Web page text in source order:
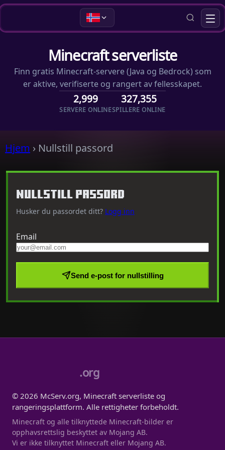
Minecraft serverliste
Finn gratis Minecraft-servere (Java og Bedrock) som
er aktive, verifiserte og rangert av fellesskapet.
2,999
SERVERE ONLINE
327,355
SPILLERE ONLINE
Hjem › Nullstill passord
Nullstill passord
Husker du passordet ditt? Logg inn
Email
Send e-post for nullstilling
.org
© 2026 McServ.org, Minecraft serverliste og
rangeringsplattform. Alle rettigheter forbeholdt.
Minecraft og alle tilknyttede Minecraft-bilder er
opphavsrettslig beskyttet av Mojang AB.
Vi er ikke tilknyttet Minecraft eller Mojang AB.